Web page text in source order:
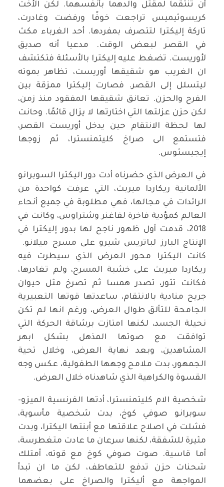
أن تنتقما لمقتل والدهما بأنفسهما. لكن الأخت
كريسوثيميس تراجعت خوفًا ورفضت وغادرت،
تاركة إليكترا لتتصرف بمفردها. أحد الغرباء مكث
في القصر لبعض الوقت. مدعيا أنه صديق
لأوريست. تضغط عليه إليكترا بالأسئلة فتكتشف
ان الغريب هو شقيقها أوريست، تظاهر بموته
ليتسلل إلى القصر. فصارت إليكترا ممزقة بين
الفرح والحزن. تعانق شقيقها المفقود منذ زمن،
لكن حزن عزلتها التي اختارتها لا يزال قائمًا. وحانت
لها لحظة الانتقام حين يدخل أوريست القصر،
فتستمع الى صراخ كليتمنسترا، ثم زوجها
إيجيسثوس.
في العرض الذي حضرناه أدت دور اليكترا السوبرانو
الألمانية ريكاردا ميربث، التي عرفت كواحدة من
الرائدات في مجالها، فهي مطلوبة في جميع أنحاء
العالم كمؤدية فاخرة لفاغنر وشتراوس، وكانت في
2018، قدمت أول ظهور ناجح لها بدور إليكترا في
الإنتاج البارز لباتريس شيرو على مسرح ميلانو.
كانت اليكترا محور العرض الذي سيطرت فيه
ريكاردا ميربث على خشبة المسرح، ولم تغادرها،
فكانت تثور، تصدر همسا ثم تصرخ مثل حيوان
جريح منادية بالانتقام، ساعدتها قوتها التعبيرية
الجامحة للتألق طوال العرض، ورغم انها لم تكن
نحيلة الجسد، لكنها امتازت برشاقة الحركة التي
توافقت مع صوتها المذهل بشكل ابهر
المشاهدين، وبعد نهاية العرض، وخلال تحية
الجمهور، بدت ملامح وجهها الطفولية، عكس وجه
القسوة والكراهية الذي شاهدناه خلال العرض.
شخصية الام كليتمنسترا، أدتها الفرنسية الميزو-
سوبرانو صوفي كوخ، بدت شخصية مأسوية،
فشلت في اصلاح علاقتها مع أبنتها اليكترا، وبدت
مثيرة للشفقة، لكنها سرعان ما عادت متغطرسة،
أما قاسية. صوت صوفي كوخ مع قوته، أمتلك
شحنات حزن تدفع للتعاطف، لكن ما ان تبدأ
المواجهة مع أليكترا والصراخ على بعضهما